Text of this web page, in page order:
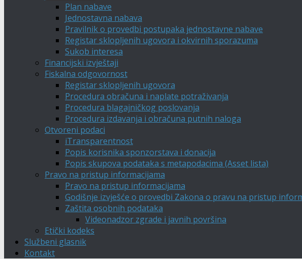
Plan nabave
Jednostavna nabava
Pravilnik o provedbi postupaka jednostavne nabave
Registar sklopljenih ugovora i okvirnih sporazuma
Sukob interesa
Financijski izvještaji
Fiskalna odgovornost
Registar sklopljenih ugovora
Procedura obračuna i naplate potraživanja
Procedura blagajničkog poslovanja
Procedura izdavanja i obračuna putnih naloga
Otvoreni podaci
iTransparentnost
Popis korisnika sponzorstava i donacija
Popis skupova podataka s metapodacima (Asset lista)
Pravo na pristup informacijama
Pravo na pristup informacijama
Godišnje izvješće o provedbi Zakona o pravu na pristup
Zaštita osobnih podataka
Videonadzor zgrade i javnih površina
Etički kodeks
Službeni glasnik
Kontakt